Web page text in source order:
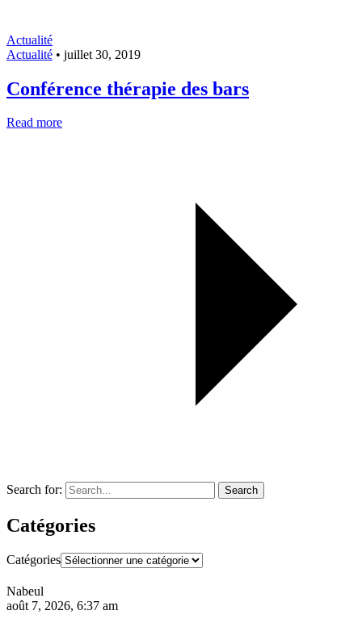
Actualité
Actualité • juillet 30, 2019
Conférence thérapie des bars
Read more
Search for: Search
Catégories
Catégories
Nabeul
août 7, 2026, 6:37 am